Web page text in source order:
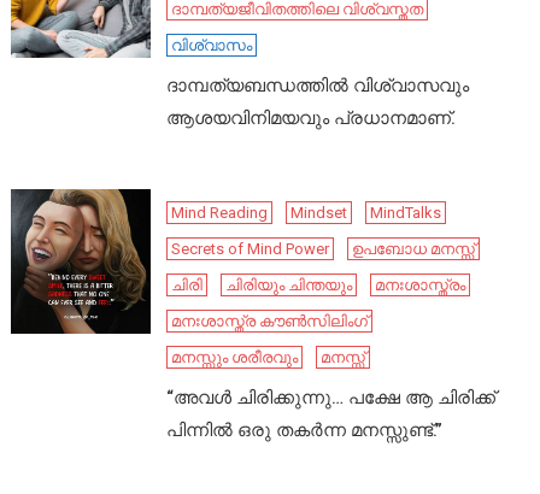
ദാമ്പത്യജീവിതത്തിലെ വിശ്വസ്തത
വിശ്വാസം
ദാമ്പത്യബന്ധത്തിൽ വിശ്വാസവും
ആശയവിനിമയവും പ്രധാനമാണ്.
Mind Reading Mindset
MindTalks
Secrets of Mind Power
ഉപബോധ മനസ്സ്
ചിരി
ചിരിയും ചിന്തയും
മനഃശാസ്ത്രം
മനഃശാസ്ത്ര കൗൺസിലിംഗ്
മനസ്സും ശരീരവും
മനസ്സ്
“അവൾ ചിരിക്കുന്നു… പക്ഷേ ആ ചിരിക്ക്
പിന്നിൽ ഒരു തകർന്ന മനസ്സുണ്ട്.”